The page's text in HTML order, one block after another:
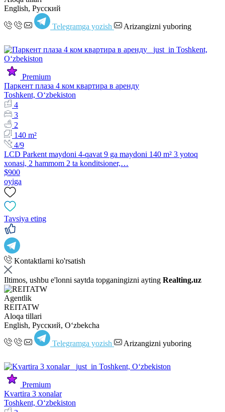
English, Русский
Telegramga yozish Arizangizni yuboring
Premium
Паркент плаза 4 ком квартира в аренду
Toshkent, Oʻzbekiston
4
3
2
140 m²
4/9
LCD Parkent maydoni 4-qavat 9 ga maydoni 140 m² 3 yotoq
xonasi, 2 hammom 2 ta konditsioner,…
$900
oyiga
Tavsiya eting
Kontaktlarni ko'rsatish
Iltimos, ushbu e'lonni saytda topganingizni ayting Realting.uz
Agentlik
REITATW
Aloqa tillari
English, Русский, Oʻzbekcha
Telegramga yozish Arizangizni yuboring
Premium
Kvartira 3 xonalar
Toshkent, Oʻzbekiston